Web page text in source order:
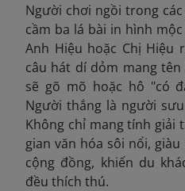
Người chơi ngồi trong
cầm ba lá bài in hình
Anh Hiệu hoặc Chị
câu hát dí dỏm mang
sẽ gõ mõ hoặc hô "có
Người thắng là người
Không chỉ mang tính giải
gian văn hóa sôi nổi,
cộng đồng, khiến du
đều thích thú.